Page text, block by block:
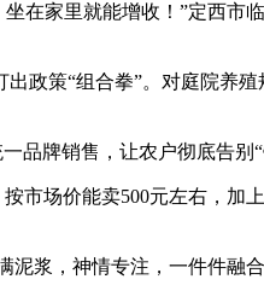
在家里就能增收！”定西市
政策“组合拳”。对庭院养殖
牌销售，让农户彻底告别“
场价能卖500元左右，加
浆，神情专注，一件件融